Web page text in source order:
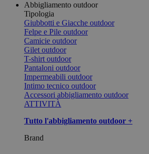
Abbigliamento outdoor
Tipologia
Giubbotti e Giacche outdoor
Felpe e Pile outdoor
Camicie outdoor
Gilet outdoor
T-shirt outdoor
Pantaloni outdoor
Impermeabili outdoor
Intimo tecnico outdoor
Accessori abbigliamento outdoor
ATTIVITÀ
Tutto l'abbigliamento outdoor +
Brand